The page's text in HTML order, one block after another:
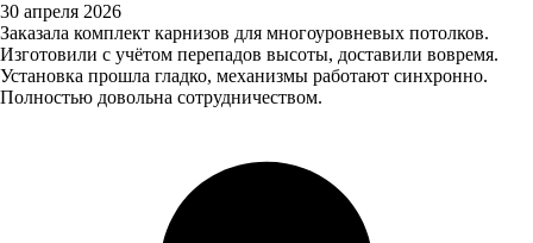
30 апреля 2026
Заказала комплект карнизов для многоуровневых потолков.
Изготовили с учётом перепадов высоты, доставили вовремя.
Установка прошла гладко, механизмы работают синхронно.
Полностью довольна сотрудничеством.